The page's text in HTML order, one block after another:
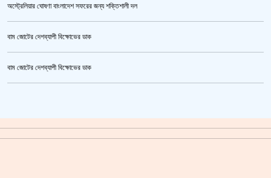
অস্ট্রেলিয়ার ঘোষণা বাংলাদেশ সফরের জন্য শক্তিশালী দল
বাম জোটের দেশব্যাপী বিক্ষোভের ডাক
বাম জোটের দেশব্যাপী বিক্ষোভের ডাক
গাজীপুর মহাসড়ক অবরোধ,সিটি করপোরেশনের গাড়ি চাপায় শ্রমিক নিহত